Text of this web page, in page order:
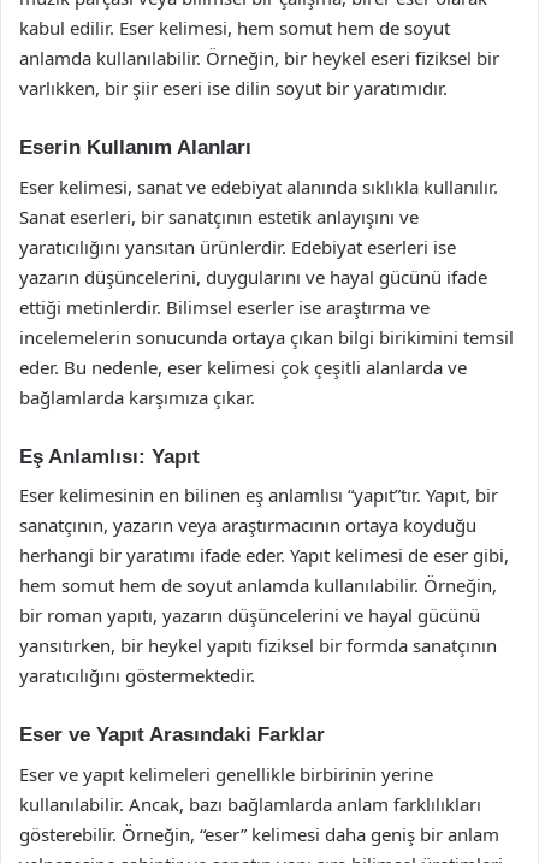
kabul edilir. Eser kelimesi, hem somut hem de soyut
anlamda kullanılabilir. Örneğin, bir heykel eseri fiziksel bir
varlıkken, bir şiir eseri ise dilin soyut bir yaratımıdır.
Eserin Kullanım Alanları
Eser kelimesi, sanat ve edebiyat alanında sıklıkla kullanılır.
Sanat eserleri, bir sanatçının estetik anlayışını ve
yaratıcılığını yansıtan ürünlerdir. Edebiyat eserleri ise
yazarın düşüncelerini, duygularını ve hayal gücünü ifade
ettiği metinlerdir. Bilimsel eserler ise araştırma ve
incelemelerin sonucunda ortaya çıkan bilgi birikimini temsil
eder. Bu nedenle, eser kelimesi çok çeşitli alanlarda ve
bağlamlarda karşımıza çıkar.
Eş Anlamlısı: Yapıt
Eser kelimesinin en bilinen eş anlamlısı “yapıt”tır. Yapıt, bir
sanatçının, yazarın veya araştırmacının ortaya koyduğu
herhangi bir yaratımı ifade eder. Yapıt kelimesi de eser gibi,
hem somut hem de soyut anlamda kullanılabilir. Örneğin,
bir roman yapıtı, yazarın düşüncelerini ve hayal gücünü
yansıtırken, bir heykel yapıtı fiziksel bir formda sanatçının
yaratıcılığını göstermektedir.
Eser ve Yapıt Arasındaki Farklar
Eser ve yapıt kelimeleri genellikle birbirinin yerine
kullanılabilir. Ancak, bazı bağlamlarda anlam farklılıkları
gösterebilir. Örneğin, “eser” kelimesi daha geniş bir anlam